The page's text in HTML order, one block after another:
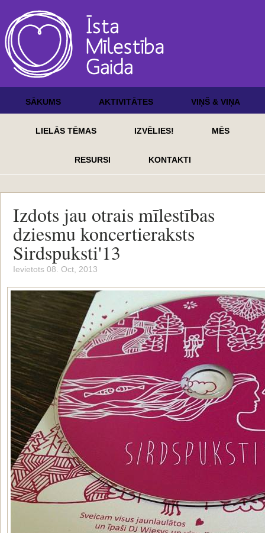
SĀKUMS AKTIVITĀTES VIŅŠ & VIŅA
LIELĀS TĒMAS IZVĒLIES! MĒS
RESURSI KONTAKTI
Izdots jau otrais mīlestības
dziesmu koncertieraksts
Sirdspuksti'13
Ievietots 08. Oct, 2013